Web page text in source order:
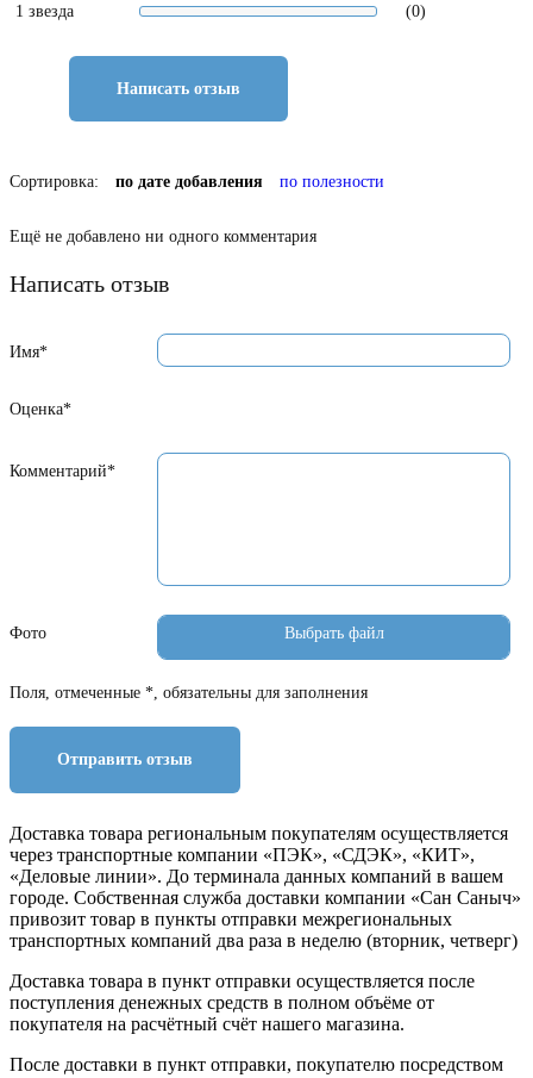
1 звезда
(0)
Написать отзыв
Сортировка: по дате добавления по полезности
Ещё не добавлено ни одного комментария
Написать отзыв
Имя*
Оценка*
Комментарий*
Фото
Поля, отмеченные *, обязательны для заполнения
Отправить отзыв
Доставка товара региональным покупателям осуществляется
через транспортные компании «ПЭК», «СДЭК», «КИТ»,
«Деловые линии». До терминала данных компаний в вашем
городе. Собственная служба доставки компании «Сан Саныч»
привозит товар в пункты отправки межрегиональных
транспортных компаний два раза в неделю (вторник, четверг)
Доставка товара в пункт отправки осуществляется после
поступления денежных средств в полном объёме от
покупателя на расчётный счёт нашего магазина.
После доставки в пункт отправки, покупателю посредством